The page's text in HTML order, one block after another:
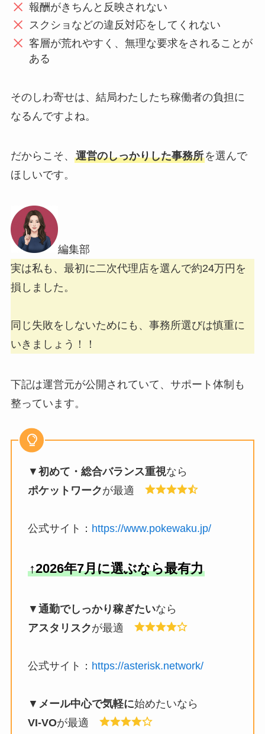
報酬がきちんと反映されない
スクショなどの違反対応をしてくれない
客層が荒れやすく、無理な要求をされることが
ある
そのしわ寄せは、結局わたしたち稼働者の負担に
なるんですよね。
だからこそ、 運営のしっかりした事務所を選んで
ほしいです。
編集部
実は私も、最初に二次代理店を選んで約24万円を
損しました。
同じ失敗をしないためにも、事務所選びは慎重に
いきましょう！！
下記は運営元が公開されていて、サポート体制も
整っています。
▼ 初めて・総合バランス重視なら
ポケットワークが最適
公式サイト： https://www.pokewaku.jp/
↑2026年7月に選ぶなら最有力
▼ 通勤でしっかり稼ぎたいなら
アスタリスクが最適
公式サイト： https://asterisk.network/
▼ メール中心で気軽に始めたいなら
VI-VOが最適